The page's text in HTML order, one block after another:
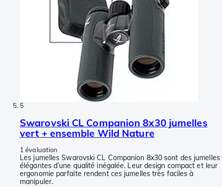
5
Swarovski CL Companion 8x30 jumelles
vert + ensemble Wild Nature
1 évaluation
Les jumelles Swarovski CL Companion 8x30 sont des jumelles
élégantes d’une qualité inégalée. Leur design compact et leur
ergonomie parfaite rendent ces jumelles très faciles à
manipuler.